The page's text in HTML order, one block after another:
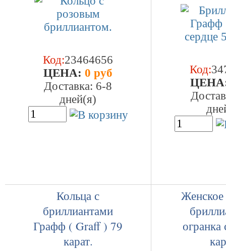
Код:23464656
ЦEHA: 0 руб
Доставка: 6-8
дней(я)
Код:
Кольца с
бриллиантами
Графф ( Graff ) 79
карат.
Женское
огранка